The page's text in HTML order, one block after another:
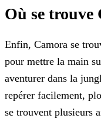
Où se trouve
Enfin, Camora se
pour mettre la main
aventurer dans la
repérer facilement,
se trouvent plusieurs